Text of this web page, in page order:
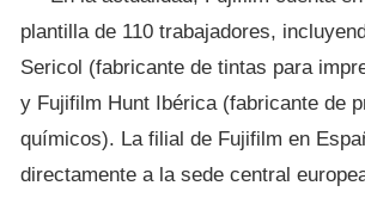
plantilla de 110 trabajadores,
Sericol (fabricante de tintas para
y Fujifilm Hunt Ibérica (fabricante de
químicos). La filial de Fujifilm en
directamente a la sede central